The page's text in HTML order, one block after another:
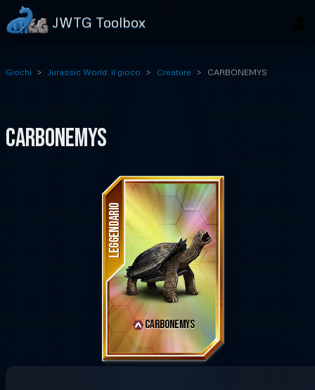
JWTG Toolbox
Giochi Jurassic World: il gioco Creature CARBONEMYS
CARBONEMYS
LEGGENDARIO
CARBONEMYS